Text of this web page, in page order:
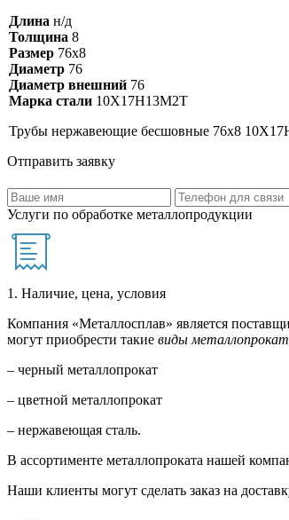
Длина н/д
Толщина 8
Размер 76х8
Диаметр 76
Диаметр внешний 76
Марка стали 10Х17Н13М2Т
Трубы нержавеющие бесшовные 76х8
Отправить заявку
Услуги по обработке металлопродукции
1. Наличие, цена, условия
Компания «Металлосплав» является
могут приобрести такие виды
– черный металлопрокат
– цветной металлопрокат
– нержавеющая сталь.
В ассортименте металлопроката нашей
Наши клиенты могут сделать заказ на